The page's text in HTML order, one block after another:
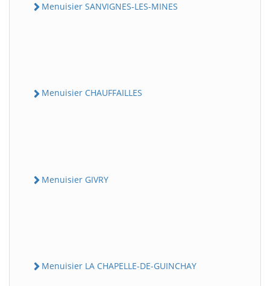
Menuisier SANVIGNES-LES-MINES
Menuisier CHAUFFAILLES
Menuisier GIVRY
Menuisier LA CHAPELLE-DE-GUINCHAY